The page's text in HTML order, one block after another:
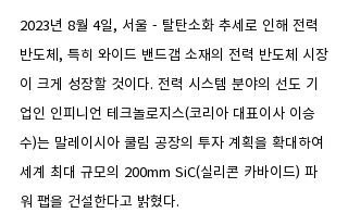
2023년 8월 4일, 서울 - 탈탄소화 추세로 인해 전력
반도체, 특히 와이드 밴드갭 소재의 전력 반도체 시장
이 크게 성장할 것이다. 전력 시스템 분야의 선도 기
업인 인피니언 테크놀로지스(코리아 대표이사 이승
수)는 말레이시아 쿨림 공장의 투자 계획을 확대하여
세계 최대 규모의 200mm SiC(실리콘 카바이드) 파
워 팹을 건설한다고 밝혔다.